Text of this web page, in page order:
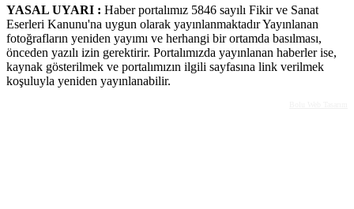
YASAL UYARI : Haber portalımız 5846 sayılı Fikir ve Sanat
Eserleri Kanunu'na uygun olarak yayınlanmaktadır Yayınlanan
fotoğrafların yeniden yayımı ve herhangi bir ortamda basılması,
önceden yazılı izin gerektirir. Portalımızda yayınlanan haberler ise,
kaynak gösterilmek ve portalımızın ilgili sayfasına link verilmek
koşuluyla yeniden yayınlanabilir.